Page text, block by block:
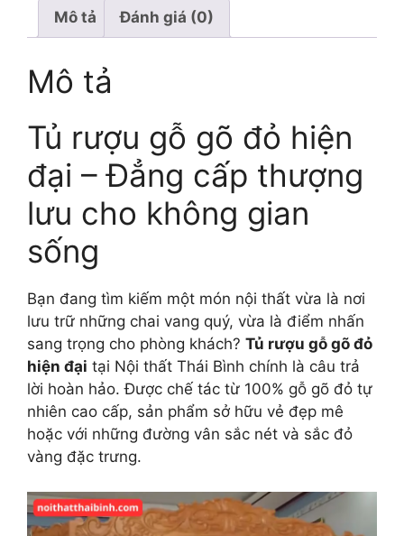
Mô tả Đánh giá (0)
Mô tả
Tủ rượu gỗ gõ đỏ hiện
đại – Đẳng cấp thượng
lưu cho không gian
sống
Bạn đang tìm kiếm một món nội thất vừa là nơi
lưu trữ những chai vang quý, vừa là điểm nhấn
sang trọng cho phòng khách? Tủ rượu gỗ gõ đỏ
hiện đại tại Nội thất Thái Bình chính là câu trả
lời hoàn hảo. Được chế tác từ 100% gỗ gõ đỏ tự
nhiên cao cấp, sản phẩm sở hữu vẻ đẹp mê
hoặc với những đường vân sắc nét và sắc đỏ
vàng đặc trưng.